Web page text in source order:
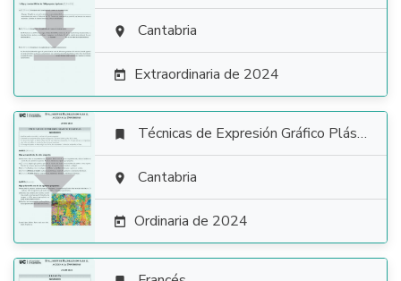
  Cantabria
 Extraordinaria de 2024

 Técnicas de Expresión Gráfico Plástica
 Cantabria
 Ordinaria de 2024